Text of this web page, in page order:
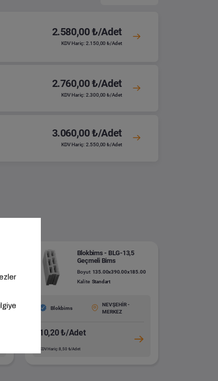
2.580,00 ₺/Adet
KDV Hariç: 2.150,00 ₺/Adet
2.760,00 ₺/Adet
KDV Hariç: 2.300,00 ₺/Adet
3.060,00 ₺/Adet
KDV Hariç: 2.550,00 ₺/Adet
Blokbims - BLG-13,5
Geçmeli Bims
Boyut 135.00x390.00x185.00
Kalite Standart
Blokbims
NEVŞEHİR -
MERKEZ
10,20 ₺/Adet
KDV Hariç: 8,50 ₺/Adet